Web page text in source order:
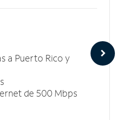
a Puerto Rico y
de 500 Mbps